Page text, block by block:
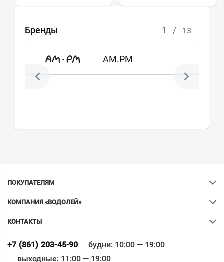
Бренды 1 / 13
AM.PM
ПОКУПАТЕЛЯМ
КОМПАНИЯ «ВОДОЛЕЙ»
КОНТАКТЫ
+7 (861) 203-45-90
будни: 10:00 — 19:00
выходные: 11:00 — 19:00